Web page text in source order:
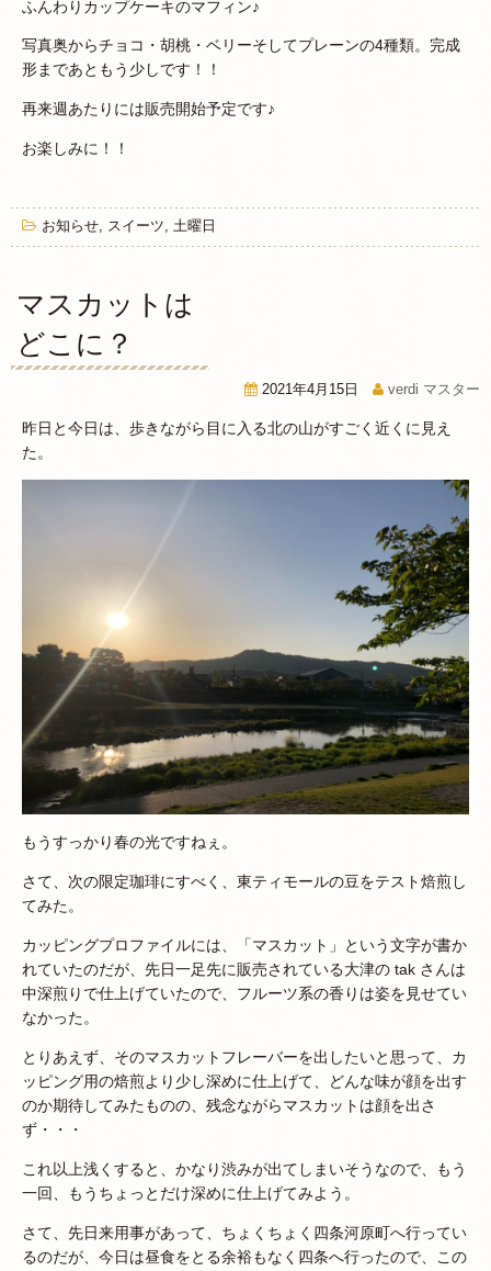
ふんわりカップケーキのマフィン♪
写真奥からチョコ・胡桃・ベリーそしてプレーンの4種類。完成
形まであともう少しです！！
再来週あたりには販売開始予定です♪
お楽しみに！！
お知らせ, スイーツ, 土曜日
マスカットは
どこに？
2021年4月15日 verdi マスター
昨日と今日は、歩きながら目に入る北の山がすごく近くに見え
た。
もうすっかり春の光ですねぇ。
さて、次の限定珈琲にすべく、東ティモールの豆をテスト焙煎し
てみた。
カッピングプロファイルには、「マスカット」という文字が書か
れていたのだが、先日一足先に販売されている大津の tak さんは
中深煎りで仕上げていたので、フルーツ系の香りは姿を見せてい
なかった。
とりあえず、そのマスカットフレーバーを出したいと思って、カ
ッピング用の焙煎より少し深めに仕上げて、どんな味が顔を出す
のか期待してみたものの、残念ながらマスカットは顔を出さ
ず・・・
これ以上浅くすると、かなり渋みが出てしまいそうなので、もう
一回、もうちょっとだけ深めに仕上げてみよう。
さて、先日来用事があって、ちょくちょく四条河原町へ行ってい
るのだが、今日は昼食をとる余裕もなく四条へ行ったので、この